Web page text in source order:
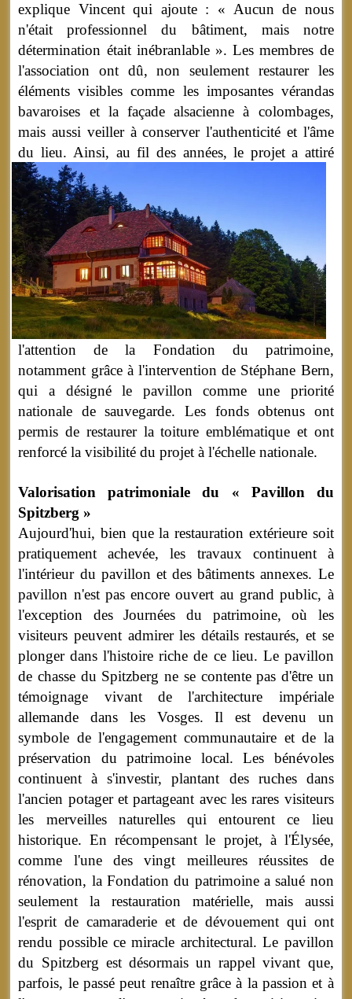
explique Vincent qui ajoute : « Aucun de nous
n'était professionnel du bâtiment, mais notre
détermination était inébranlable ». Les membres de
l'association ont dû, non seulement restaurer les
éléments visibles comme les imposantes vérandas
bavaroises et la façade alsacienne à colombages,
mais aussi veiller à conserver l'authenticité et l'âme
du lieu.Ainsi, au fil des années, le projet a attiré
l'attention de la Fondation du patrimoine,
notamment grâce à l'intervention de Stéphane Bern,
qui a désigné le pavillon comme une priorité
nationale de sauvegarde. Les fonds obtenus ont
permis de restaurer la toiture emblématique et ont
renforcé la visibilité du projet à l'échelle nationale.
Valorisation patrimoniale du « Pavillon du
Spitzberg »
Aujourd'hui, bien que la restauration extérieure soit
pratiquement achevée, les travaux continuent à
l'intérieur du pavillon et des bâtiments annexes. Le
pavillon n'est pas encore ouvert au grand public, à
l'exception des Journées du patrimoine, où les
visiteurs peuvent admirer les détails restaurés, et se
plonger dans l'histoire riche de ce lieu. Le pavillon
de chasse du Spitzberg ne se contente pas d'être un
témoignage vivant de l'architecture impériale
allemande dans les Vosges. Il est devenu un
symbole de l'engagement communautaire et de la
préservation du patrimoine local. Les bénévoles
continuent à s'investir, plantant des ruches dans
l'ancien potager et partageant avec les rares visiteurs
les merveilles naturelles qui entourent ce lieu
historique. En récompensant le projet, à l'Élysée,
comme l'une des vingt meilleures réussites de
rénovation, la Fondation du patrimoine a salué non
seulement la restauration matérielle, mais aussi
l'esprit de camaraderie et de dévouement qui ont
rendu possible ce miracle architectural. Le pavillon
du Spitzberg est désormais un rappel vivant que,
parfois, le passé peut renaître grâce à la passion et à